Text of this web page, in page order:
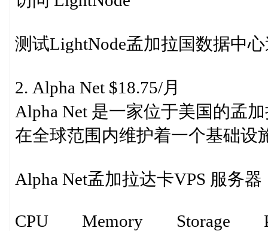
测试LightNode孟加拉国数据中
2. Alpha Net $18.75/月
Alpha Net 是一家位于美国的孟
在全球范围内维护着一个基础设
Alpha Net孟加拉达卡VPS 服务器
CPU Memory Storage